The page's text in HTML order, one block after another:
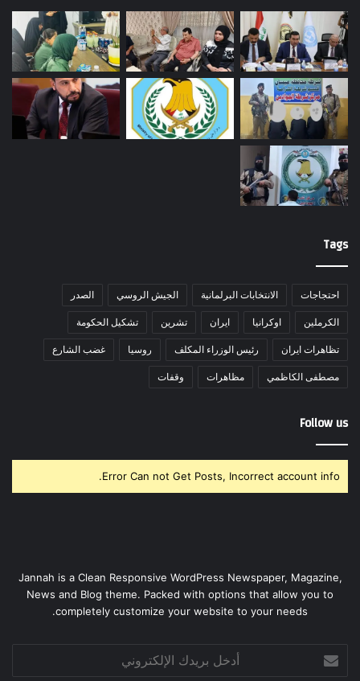
Tags
احتجاجات الانتخابات البرلمانية الجيش الروسي الصدر
الكرملين اوكرانيا ايران تشرين تشكيل الحكومة
تظاهرات ايران رئيس الوزراء المكلف روسيا غضب الشارع
مصطفى الكاظمي مظاهرات وقفات
Follow us
Error Can not Get Posts, Incorrect account info.
Jannah is a Clean Responsive WordPress Newspaper, Magazine,
News and Blog theme. Packed with options that allow you to
completely customize your website to your needs.
بريدك